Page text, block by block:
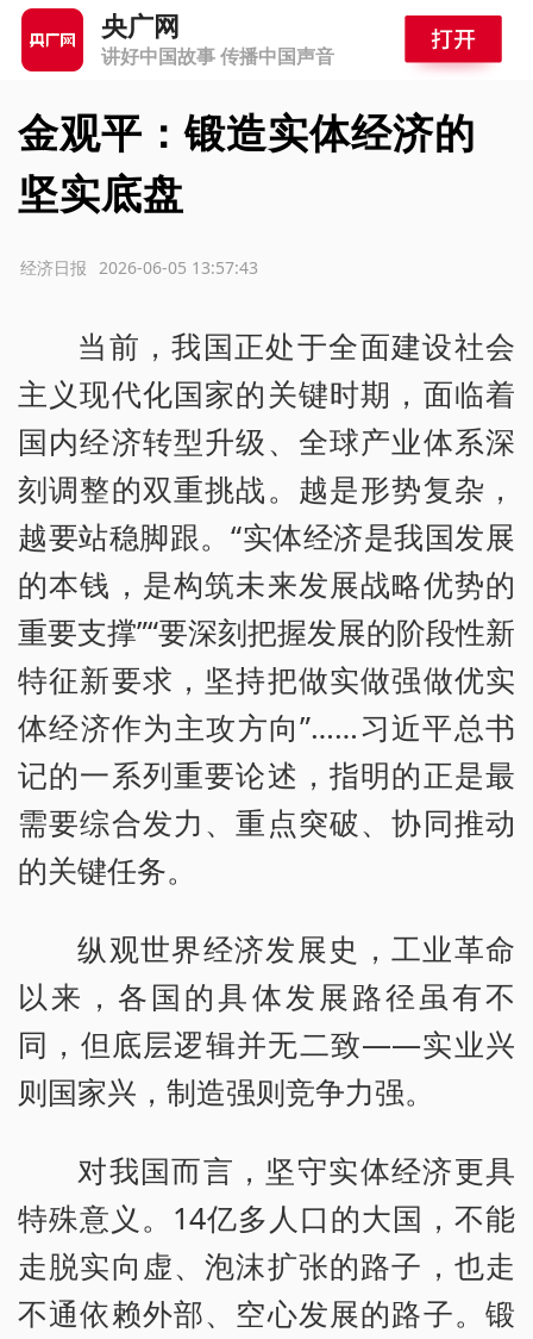
央广网
讲好中国故事 传播中国声音
金观平：锻造实体经济的
坚实底盘
2026-06-05 13:57:43
经济日报
当前，我国正处于全面建设社会
主义现代化国家的关键时期，面临着
国内经济转型升级、全球产业体系深
刻调整的双重挑战。越是形势复杂，
越要站稳脚跟。“实体经济是我国发展
的本钱，是构筑未来发展战略优势的
重要支撑”“要深刻把握发展的阶段性新
特征新要求，坚持把做实做强做优实
体经济作为主攻方向”……习近平总书
记的一系列重要论述，指明的正是最
需要综合发力、重点突破、协同推动
的关键任务。
纵观世界经济发展史，工业革命
以来，各国的具体发展路径虽有不
同，但底层逻辑并无二致——实业兴
则国家兴，制造强则竞争力强。
对我国而言，坚守实体经济更具
特殊意义。14亿多人口的大国，不能
走脱实向虚、泡沫扩张的路子，也走
不通依赖外部、空心发展的路子。锻